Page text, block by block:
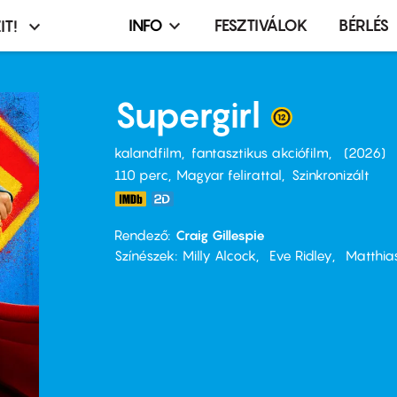
Infó,
terembérlés
menü
INFO FESZTIVÁLOK BÉRLÉS
Supergirl
kalandfilm fantasztikus akciófilm
2026
110 perc,
Magyar felirattal Szinkronizált
Rendező Craig Gillespie
Színészek
Milly Alcock Eve Ridley